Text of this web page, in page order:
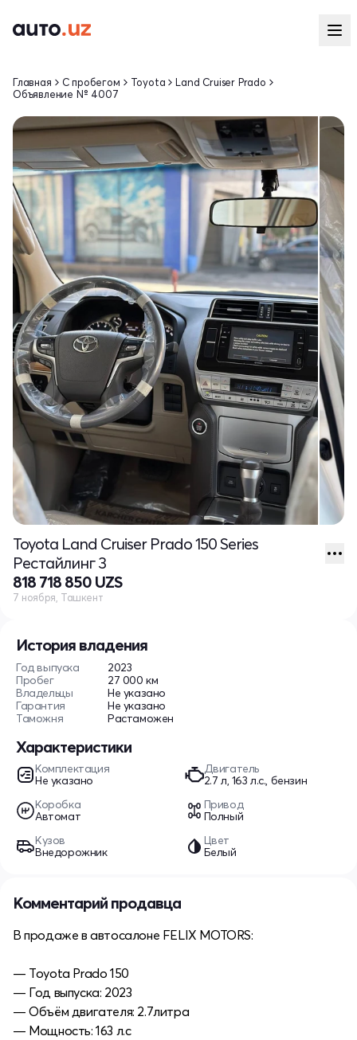
История владения
Год выпуска
2023
Пробег
27 000 км
Владельцы
Не указано
Гарантия
Не указано
Таможня
Растаможен
Характеристики
Комплектация
Не указано
Двигатель
2.7 л, 163 л.с., бензин
Коробка
Автомат
Привод
Полный
Кузов
Внедорожник
Цвет
Белый
Главная С пробегом Toyota
Land Cruiser Prado
Объявление № 4007
Toyota Land Cruiser Prado 150 Series
Рестайлинг 3
818 718 850 UZS
7 ноября, Ташкент
Комментарий продавца
В продаже в автосалоне FELIX MOTORS:
— Toyota Prado 150
— Год выпуска: 2023
— Объём двигателя: 2.7литра
— Мощность: 163 л.с